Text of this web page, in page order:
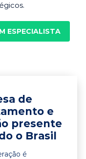
ESPECIALISTA
de
e
presente
o Brasil
é